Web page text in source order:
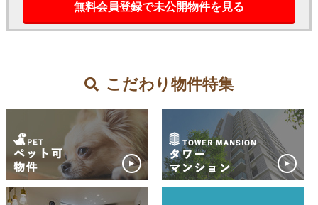
無料会員登録で未公開物件を見る
こだわり物件特集